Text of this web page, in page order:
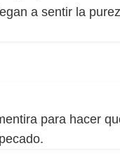
a sentir la
para hacer